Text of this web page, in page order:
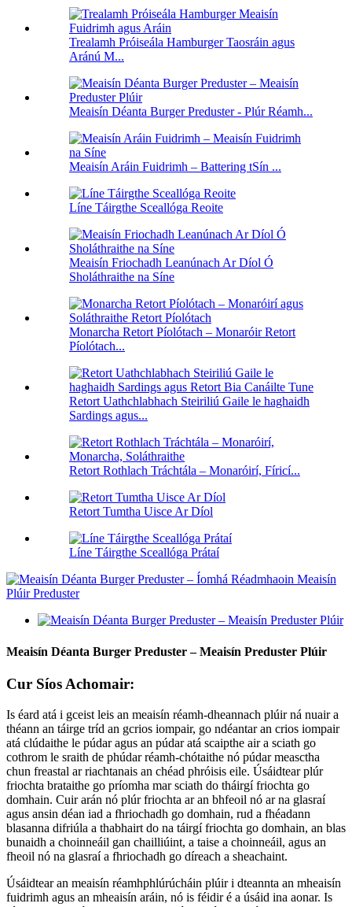
Trealamh Próiseála Hamburger Taosráin agus
Aránú M...
Meaisín Déanta Burger Preduster - Plúr Réamh...
Meaisín Aráin Fuidrimh – Battering tSín ...
Líne Táirgthe Sceallóga Reoite
Meaisín Friochadh Leanúnach Ar Díol Ó
Sholáthraithe na Síne
Monarcha Retort Píolótach – Monaróir Retort
Píolótach...
Retort Uathchlabhach Steiriliú Gaile le haghaidh
Sardings agus...
Retort Rothlach Tráchtála – Monaróirí, Fíricí...
Retort Tumtha Uisce Ar Díol
Líne Táirgthe Sceallóga Prátaí
Meaisín Déanta Burger Preduster – Meaisín Preduster Plúir
Cur Síos Achomair:
Is éard atá i gceist leis an meaisín réamh-dheannach plúir ná nuair a
théann an táirge tríd an gcrios iompair, go ndéantar an crios iompair
atá clúdaithe le púdar agus an púdar atá scaipthe air a sciath go
cothrom le sraith de phúdar réamh-chótaithe nó púdar measctha
chun freastal ar riachtanais an chéad phróisis eile. Úsáidtear plúr
friochta brataithe go príomha mar sciath do tháirgí friochta go
domhain. Cuir arán nó plúr friochta ar an bhfeoil nó ar na glasraí
agus ansin déan iad a fhriochadh go domhain, rud a fhéadann
blasanna difriúla a thabhairt do na táirgí friochta go domhain, an blas
bunaidh a choinneáil gan chailliúint, a taise a choinneáil, agus an
fheoil nó na glasraí a fhriochadh go díreach a sheachaint.
Úsáidtear an meaisín réamhphlúrúcháin plúir i dteannta an mheaisín
fuidrimh agus an mheaisín aráin, nó is féidir é a úsáid ina aonar. Is